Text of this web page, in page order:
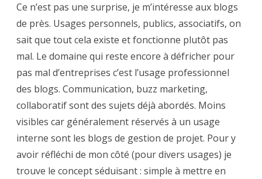
avec
un
blog
de
projet
Ce n’est pas une surprise, je m’intéresse aux blogs
de près. Usages personnels, publics, associatifs, on
sait que tout cela existe et fonctionne plutôt pas
mal. Le domaine qui reste encore à défricher pour
pas mal d’entreprises c’est l’usage professionnel
des blogs. Communication, buzz marketing,
collaboratif sont des sujets déjà abordés. Moins
visibles car généralement réservés à un usage
interne sont les blogs de gestion de projet. Pour y
avoir réfléchi de mon côté (pour divers usages) je
trouve le concept séduisant : simple à mettre en